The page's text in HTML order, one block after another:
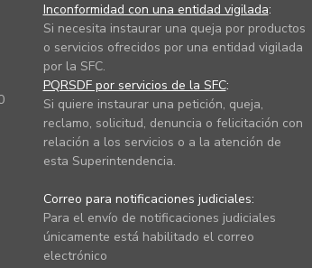
Inconformidad con una entidad vigilada:
Si necesita instaurar una queja por productos
o servicios ofrecidos por una entidad vigilada
por la SFC.
PQRSDF por servicios de la SFC:
Si quiere instaurar una petición, queja,
reclamo, solicitud, denuncia o felicitación con
relación a los servicios o a la atención de
esta Superintendencia.
Correo para notificaciones judiciales:
Para el envío de notificaciones judiciales
únicamente está habilitado el correo
electrónico